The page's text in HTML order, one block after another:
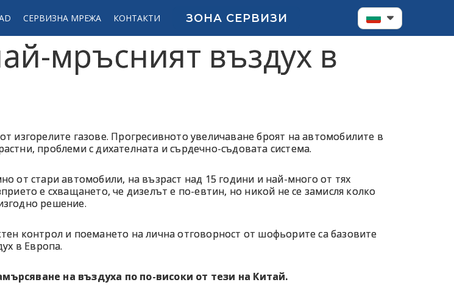
СЕРВИЗНА МРЕЖА КОНТАКТИ ЗОНА СЕРВИЗИ
мръсният въздух в
изгорелите газове. Прогресивното увеличаване броят на автомобилите в
проблеми с дихателната и сърдечно-съдовата система.
от стари автомобили, на възраст над 15 години и най-много от тях
е схващането, че дизелът е по-евтин, но никой не се замисля колко
решение.
контрол и поемането на лична отговорност от шофьорите са базовите
в Европа.
на въздуха по по-високи от тези на Китай.